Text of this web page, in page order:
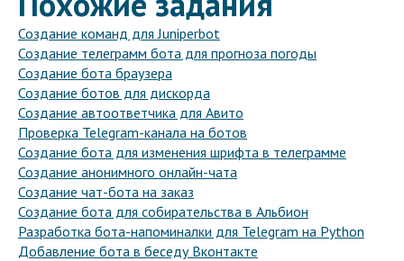
Создание команд для Juniperbot
Создание телеграмм бота для прогноза погоды
Создание бота браузера
Создание ботов для дискорда
Создание автоответчика для Авито
Проверка Telegram-канала на ботов
Создание бота для изменения шрифта в телеграмме
Создание анонимного онлайн-чата
Создание чат-бота на заказ
Создание бота для собирательства в Альбион
Разработка бота-напоминалки для Telegram на Python
Добавление бота в беседу Вконтакте